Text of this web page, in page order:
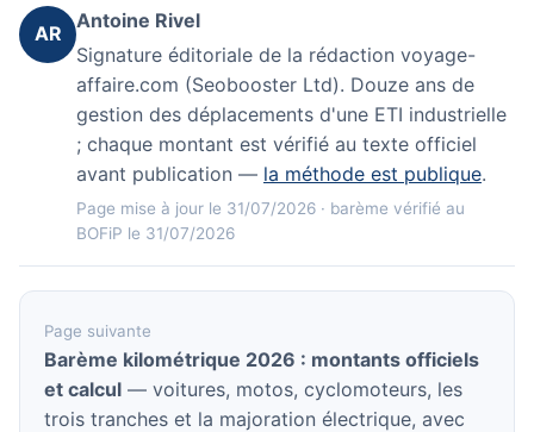
AR
Antoine Rivel
Signature éditoriale de la rédaction voyage-
affaire.com (Seobooster Ltd). Douze ans de
gestion des déplacements d'une ETI industrielle
; chaque montant est vérifié au texte officiel
avant publication — la méthode est publique.
Page mise à jour le 31/07/2026 · barème vérifié au
BOFiP le 31/07/2026
Page suivante
Barème kilométrique 2026 : montants officiels
et calcul — voitures, motos, cyclomoteurs, les
trois tranches et la majoration électrique, avec